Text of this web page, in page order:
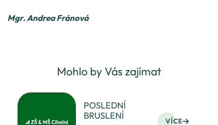
Mgr. Andrea Fránová
Mohlo by Vás zajímat
POSLEDNÍ
BRUSLENÍ
VÍCE